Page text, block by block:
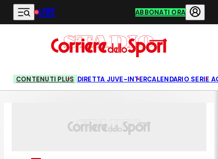
Vai al contenuto principale
LIVE ABBONATI ORA
CONTENUTI PLUS DIRETTA JUVE-INTERCALENDARIO SERIE A